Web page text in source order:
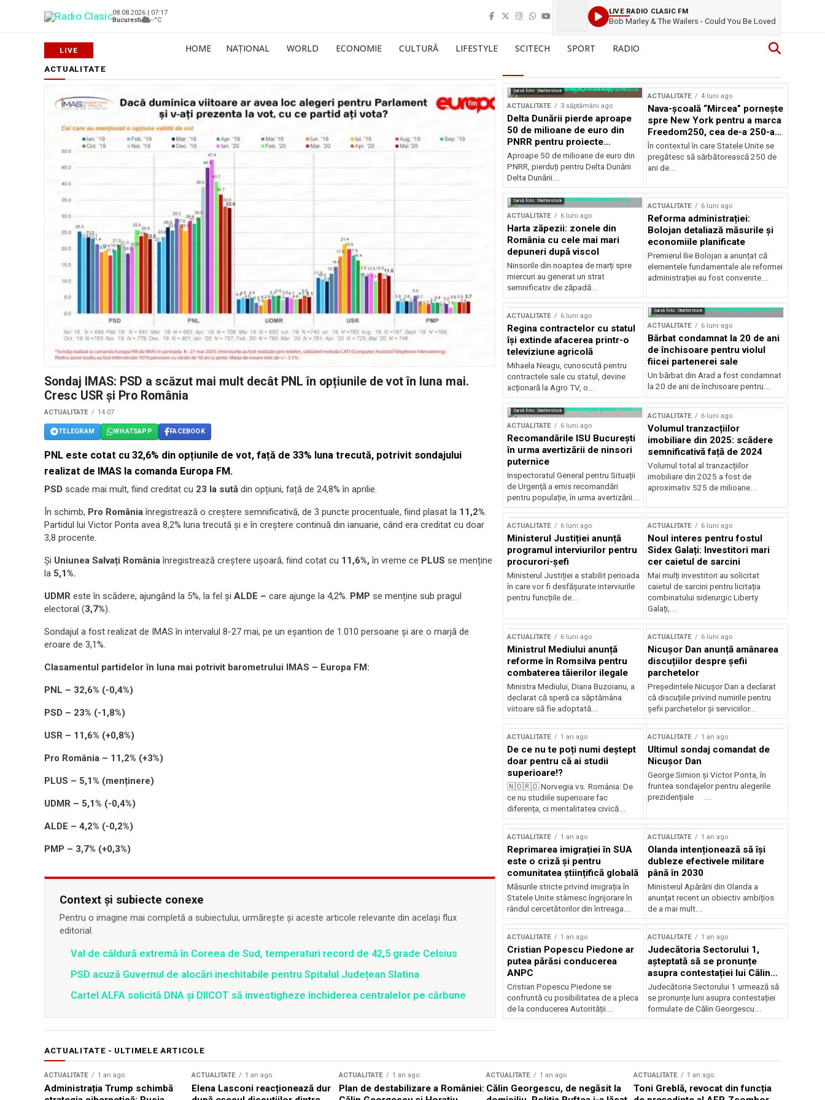
08.08.2026 | 07:17
Bucuresti
--°C
LIVE RADIO CLASIC FM
Bob Marley & The Wailers - Could You Be Loved
HOME NAȚIONAL WORLD ECONOMIE CULTURĂ LIFESTYLE SCITECH SPORT RADIO
ACTUALITATE
Sondaj IMAS: PSD a scăzut mai mult decât PNL în opțiunile de vot în luna mai.
Cresc USR și Pro România
ACTUALITATE 14:07
TELEGRAM WHATSAPP FACEBOOK
PNL este cotat cu 32,6% din opțiunile de vot, față de 33% luna trecută, potrivit sondajului
realizat de IMAS la comanda Europa FM.
PSD scade mai mult, fiind creditat cu 23 la sută din opțiuni, față de 24,8% în aprilie.
În schimb, Pro Româniaînregistrează o creștere semnificativă, de 3 puncte procentuale, fiind plasat la 11,2%.
Partidul lui Victor Ponta avea 8,2% luna trecută și e în creștere continuă din ianuarie, când era creditat cu doar
3,8 procente.
Și Uniunea Salvați Româniaînregistrează creștere ușoară, fiind cotat cu 11,6%,în vreme ce PLUS se menține
la 5,1%.
UDMR este în scădere, ajungând la 5%, la fel și ALDE – care ajunge la 4,2%. PMP se menține sub pragul
electoral (3,7%).
Sondajul a fost realizat de IMAS în intervalul 8-27 mai, pe un eșantion de 1.010 persoane și are o marjă de
eroare de 3,1%.
Clasamentul partidelor în luna mai potrivit barometrului IMAS – Europa FM:
PNL – 32,6% (-0,4%)
PSD – 23% (-1,8%)
USR – 11,6% (+0,8%)
Pro România – 11,2% (+3%)
PLUS – 5,1% (menținere)
UDMR – 5,1% (-0,4%)
ALDE – 4,2% (-0,2%)
PMP – 3,7% (+0,3%)
Context și subiecte conexe
Pentru o imagine mai completă a subiectului, urmărește și aceste articole relevante din același flux
editorial.
Val de căldură extremă în Coreea de Sud, temperaturi record de 42,5 grade Celsius
PSD acuză Guvernul de alocări inechitabile pentru Spitalul Județean Slatina
Cartel ALFA solicită DNA și DIICOT să investigheze închiderea centralelor pe cărbune
Sursă foto: Shutterstock
ACTUALITATE 3 săptămâni ago
Delta Dunării pierde aproape
50 de milioane de euro din
PNRR pentru proiecte
esențiale
Aproape 50 de milioane de euro din
PNRR, pierduți pentru Delta Dunării
Delta Dunării...
ACTUALITATE 4 luni ago
Nava-școală “Mircea” pornește
spre New York pentru a marca
Freedom250, cea de-a 250-a
aniversare a Statelor Unite
În contextul în care Statele Unite se
pregătesc să sărbătorească 250 de
ani de...
Sursă foto: Shutterstock
ACTUALITATE 6 luni ago
Harta zăpezii: zonele din
România cu cele mai mari
depuneri după viscol
Ninsorile din noaptea de marți spre
miercuri au generat un strat
semnificativ de zăpadă...
ACTUALITATE 6 luni ago
Reforma administrației:
Bolojan detaliază măsurile și
economiile planificate
Premierul Ilie Bolojan a anunțat că
elementele fundamentale ale reformei
administrației au fost convenite...
ACTUALITATE 6 luni ago
Regina contractelor cu statul
își extinde afacerea printr-o
televiziune agricolă
Mihaela Neagu, cunoscută pentru
contractele sale cu statul, devine
acționară la Agro TV, o...
Sursă foto: Shutterstock
ACTUALITATE 6 luni ago
Bărbat condamnat la 20 de ani
de închisoare pentru violul
fiicei partenerei sale
Un bărbat din Arad a fost condamnat
la 20 de ani de închisoare pentru...
Sursă foto: Shutterstock
ACTUALITATE 6 luni ago
Recomandările ISU București
în urma avertizării de ninsori
puternice
Inspectoratul General pentru Situații
de Urgență a emis recomandări
pentru populație, în urma avertizării...
ACTUALITATE 6 luni ago
Volumul tranzacțiilor
imobiliare din 2025: scădere
semnificativă față de 2024
Volumul total al tranzacțiilor
imobiliare din 2025 a fost de
aproximativ 525 de milioane...
ACTUALITATE 6 luni ago
Ministerul Justiției anunță
programul interviurilor pentru
procurori-șefi
Ministerul Justiției a stabilit perioada
în care vor fi desfășurate interviurile
pentru funcțiile de...
ACTUALITATE 6 luni ago
Noul interes pentru fostul
Sidex Galați: Investitori mari
cer caietul de sarcini
Mai mulți investitori au solicitat
caietul de sarcini pentru licitația
combinatului siderurgic Liberty
Galați,...
ACTUALITATE 6 luni ago
Ministrul Mediului anunță
reforme în Romsilva pentru
combaterea tăierilor ilegale
Ministra Mediului, Diana Buzoianu, a
declarat că speră ca săptămâna
viitoare să fie adoptată...
ACTUALITATE 6 luni ago
Nicușor Dan anunță amânarea
discuțiilor despre șefii
parchetelor
Președintele Nicușor Dan a declarat
că discuțiile privind numirile pentru
șefii parchetelor și serviciilor...
ACTUALITATE 1 an ago
De ce nu te poți numi deștept
doar pentru că ai studii
superioare!?
🇳🇴🇷🇴 Norvegia vs. România: De
ce nu studiile superioare fac
diferența, ci mentalitatea civică...
ACTUALITATE 1 an ago
Ultimul sondaj comandat de
Nicușor Dan
George Simion și Victor Ponta, în
fruntea sondajelor pentru alegerile
prezidențiale ...
ACTUALITATE 1 an ago
Reprimarea imigrației în SUA
este o criză și pentru
comunitatea științifică globală
Măsurile stricte privind imigrația în
Statele Unite stârnesc îngrijorare în
rândul cercetătorilor din întreaga...
ACTUALITATE 1 an ago
Olanda intenționează să își
dubleze efectivele militare
până în 2030
Ministerul Apărării din Olanda a
anunțat recent un obiectiv ambițios
de a mai mult...
ACTUALITATE 1 an ago
Cristian Popescu Piedone ar
putea părăsi conducerea
ANPC
Cristian Popescu Piedone se
confruntă cu posibilitatea de a pleca
de la conducerea Autorității...
ACTUALITATE 1 an ago
Judecătoria Sectorului 1,
așteptată să se pronunțe
asupra contestației lui Călin
Georgescu privind controlul
judiciar
Judecătoria Sectorului 1 urmează să
se pronunțe luni asupra contestației
formulate de Călin Georgescu...
ACTUALITATE - ULTIMELE ARTICOLE
ACTUALITATE 1 an ago
Administrația Trump schimbă
ACTUALITATE 1 an ago
Elena Lasconi reacționează dur
ACTUALITATE 1 an ago
Plan de destabilizare a României:
ACTUALITATE 1 an ago
Călin Georgescu, de negăsit la
ACTUALITATE 1 an ago
Toni Greblă, revocat din funcția